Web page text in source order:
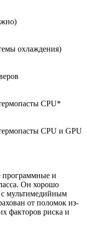
охлаждения)
CPU*
CPU и GPU
программные и
Он хорошо
с мультимедийным
от поломок из-
факторов риска и